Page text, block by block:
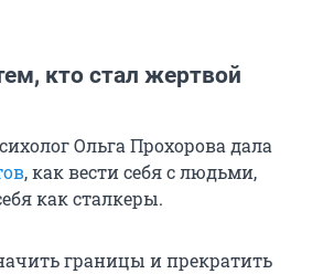
кто стал жертвой
Ольга Прохорова дала
, как вести себя с людьми,
как сталкеры.
границы и прекратить